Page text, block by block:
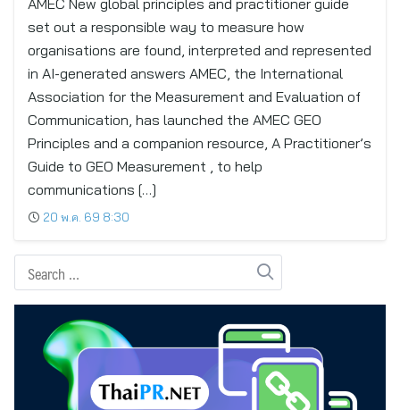
AMEC New global principles and practitioner guide
set out a responsible way to measure how
organisations are found, interpreted and represented
in AI-generated answers AMEC, the International
Association for the Measurement and Evaluation of
Communication, has launched the AMEC GEO
Principles and a companion resource, A Practitioner’s
Guide to GEO Measurement , to help
communications […]
20 พ.ค. 69 8:30